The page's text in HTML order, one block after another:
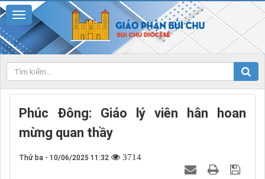
Phúc Đông: Giáo lý viên hân hoan
mừng quan thầy
Thứ ba - 10/06/2025 11:32 3714